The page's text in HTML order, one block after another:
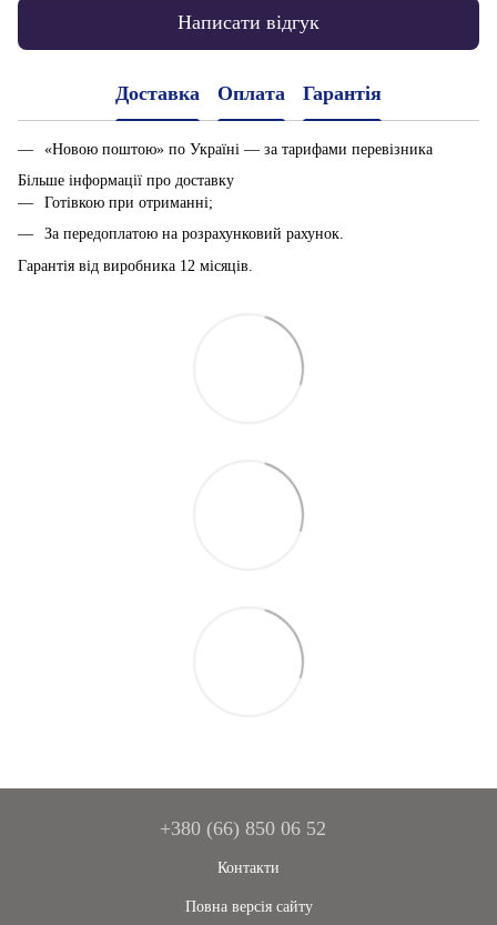
Написати відгук
Доставка Оплата Гарантія
«Новою поштою» по Україні — за тарифами перевізника
Більше інформації про доставку
Готівкою при отриманні;
За передоплатою на розрахунковий рахунок.
Гарантія від виробника 12 місяців.
+380 (66) 850 06 52
Контакти
Повна версія сайту